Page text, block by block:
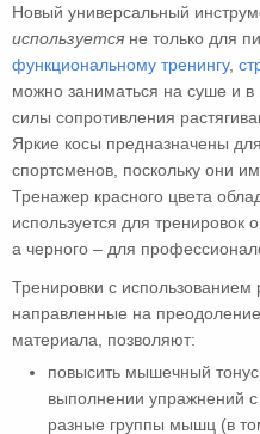
Новый универсальный
используется не только для
функциональному тренингу,
можно заниматься на суше и в
силы сопротивления
Яркие косы предназначены
спортсменов, поскольку они
Тренажер красного цвета
используется для тренировок
а черного – для
Тренировки с
направленные на
материала, позволяют:
повысить мышечный
выполнении упражнений
разные группы мышц (в